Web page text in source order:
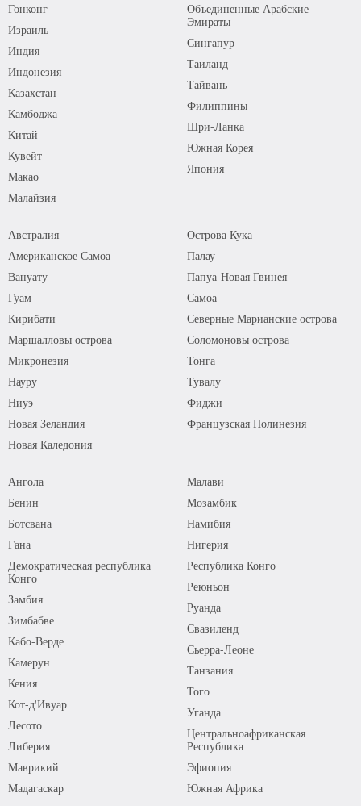
Гонконг
Израиль
Индия
Индонезия
Казахстан
Камбоджа
Китай
Кувейт
Макао
Малайзия
Объединенные Арабские
Эмираты
Сингапур
Таиланд
Тайвань
Филиппины
Шри-Ланка
Южная Корея
Япония
Австралия
Американское Самоа
Вануату
Гуам
Кирибати
Маршалловы острова
Микронезия
Науру
Ниуэ
Новая Зеландия
Новая Каледония
Острова Кука
Палау
Папуа-Новая Гвинея
Самоа
Северные Марианские острова
Соломоновы острова
Тонга
Тувалу
Фиджи
Французская Полинезия
Ангола
Бенин
Ботсвана
Гана
Демократическая республика
Конго
Замбия
Зимбабве
Кабо-Верде
Камерун
Кения
Кот-д'Ивуар
Лесото
Либерия
Маврикий
Мадагаскар
Малави
Мозамбик
Намибия
Нигерия
Республика Конго
Реюньон
Руанда
Свазиленд
Сьерра-Леоне
Танзания
Того
Уганда
Центральноафриканская
Республика
Эфиопия
Южная Африка